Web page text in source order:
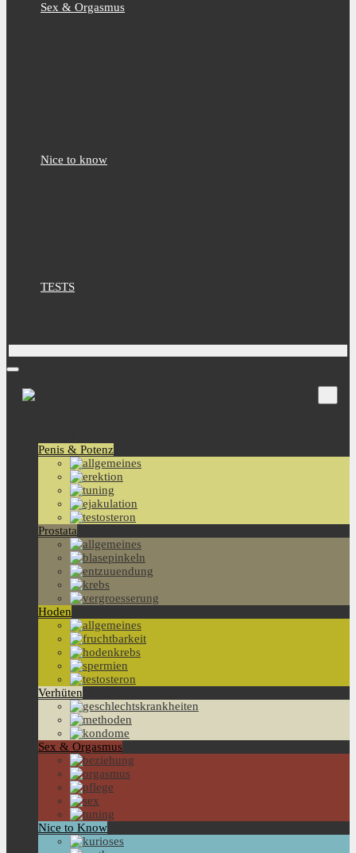
Sex & Orgasmus
Nice to know
TESTS
Penis & Potenz
Prostata
Hoden
Verhüten
Sex & Orgasmus
Nice to Know